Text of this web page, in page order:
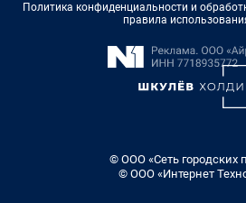
Политика конфиденциальности и
правила
© ООО «Сеть городских
© ООО «Интернет